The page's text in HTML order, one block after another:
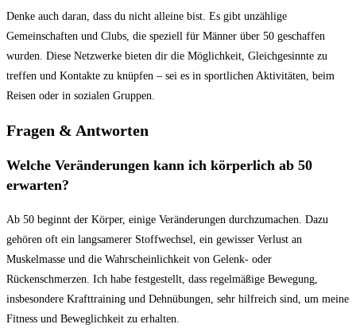
Denke‍ auch daran, ​dass ⁤du nicht alleine​ bist. Es gibt unzählige
Gemeinschaften und Clubs, die speziell für Männer über 50 geschaffen
wurden. Diese Netzwerke bieten dir die ​Möglichkeit, Gleichgesinnte zu
treffen und Kontakte zu knüpfen‍ – sei es in sportlichen Aktivitäten, beim
Reisen oder in sozialen ‌Gruppen.
Fragen & Antworten
Welche Veränderungen kann ich körperlich ab 50
erwarten?
Ab ⁤50 beginnt der Körper, einige ⁣Veränderungen durchzumachen. Dazu
gehören ⁤oft⁢ ein langsamerer Stoffwechsel, ein gewisser Verlust‍ an
Muskelmasse und die Wahrscheinlichkeit von Gelenk- oder
Rückenschmerzen. Ich habe festgestellt, dass regelmäßige Bewegung,
insbesondere Krafttraining und Dehnübungen, sehr hilfreich sind, um meine
Fitness und⁣ Beweglichkeit zu erhalten.